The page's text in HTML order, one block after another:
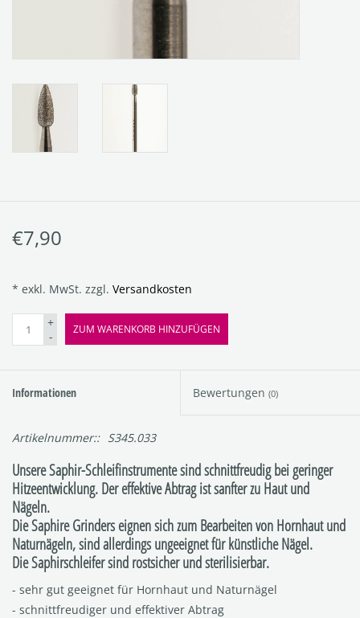
€7,90
* exkl. MwSt. zzgl. Versandkosten
+
-
ZUM WARENKORB HINZUFÜGEN
Informationen Bewertungen (0)
Artikelnummer:: S345.033
Unsere Saphir-Schleifinstrumente sind schnittfreudig bei geringer
Hitzeentwicklung. Der effektive Abtrag ist sanfter zu Haut und
Nägeln.
Die Saphire Grinders eignen sich zum Bearbeiten von Hornhaut und
Naturnägeln, sind allerdings ungeeignet für künstliche Nägel.
Die Saphirschleifer sind rostsicher und sterilisierbar.
- sehr gut geeignet für Hornhaut und Naturnägel
- schnittfreudiger und effektiver Abtrag